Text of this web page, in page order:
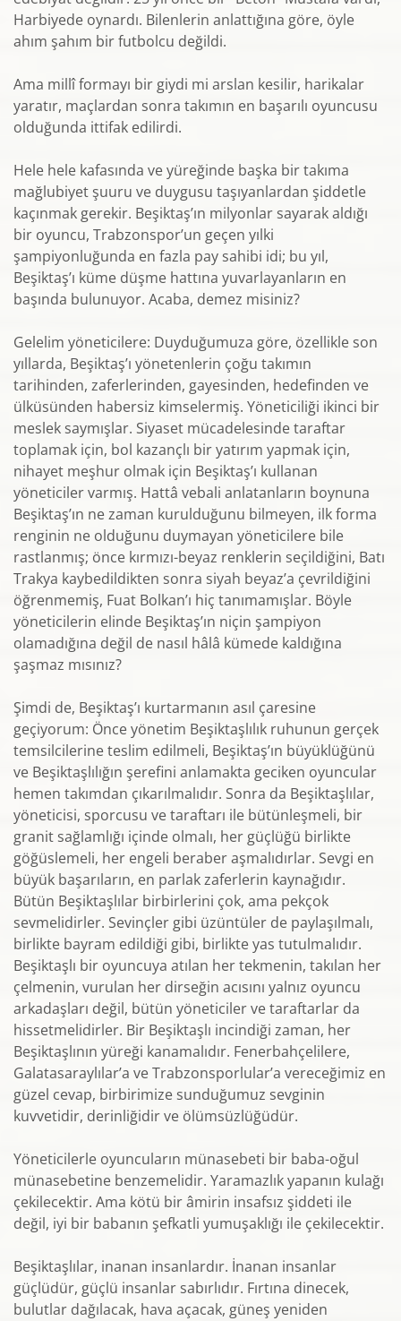
Harbiyede oynardı. Bilenlerin anlattığına göre, öyle
ahım şahım bir futbolcu değildi.
Ama millî formayı bir giydi mi arslan kesilir, harikalar
yaratır, maçlardan sonra takımın en başarılı oyuncusu
olduğunda ittifak edilirdi.
Hele hele kafasında ve yüreğinde başka bir takıma
mağlubiyet şuuru ve duygusu taşıyanlardan şiddetle
kaçınmak gerekir. Beşiktaş’ın milyonlar sayarak aldığı
bir oyuncu, Trabzonspor’un geçen yılki
şampiyonluğunda en fazla pay sahibi idi; bu yıl,
Beşiktaş’ı küme düşme hattına yuvarlayanların en
başında bulunuyor. Acaba, demez misiniz?
Gelelim yöneticilere: Duyduğumuza göre, özellikle son
yıllarda, Beşiktaş’ı yönetenlerin çoğu takımın
tarihinden, zaferlerinden, gayesinden, hedefinden ve
ülküsünden habersiz kimselermiş. Yöneticiliği ikinci bir
meslek saymışlar. Siyaset mücadelesinde taraftar
toplamak için, bol kazançlı bir yatırım yapmak için,
nihayet meşhur olmak için Beşiktaş’ı kullanan
yöneticiler varmış. Hattâ vebali anlatanların boynuna
Beşiktaş’ın ne zaman kurulduğunu bilmeyen, ilk forma
renginin ne olduğunu duymayan yöneticilere bile
rastlanmış; önce kırmızı-beyaz renklerin seçildiğini, Batı
Trakya kaybedildikten sonra siyah beyaz’a çevrildiğini
öğrenmemiş, Fuat Bolkan’ı hiç tanımamışlar. Böyle
yöneticilerin elinde Beşiktaş’ın niçin şampiyon
olamadığına değil de nasıl hâlâ kümede kaldığına
şaşmaz mısınız?
Şimdi de, Beşiktaş’ı kurtarmanın asıl çaresine
geçiyorum: Önce yönetim Beşiktaşlılık ruhunun gerçek
temsilcilerine teslim edilmeli, Beşiktaş’ın büyüklüğünü
ve Beşiktaşlılığın şerefini anlamakta geciken oyuncular
hemen takımdan çıkarılmalıdır. Sonra da Beşiktaşlılar,
yöneticisi, sporcusu ve taraftarı ile bütünleşmeli, bir
granit sağlamlığı içinde olmalı, her güçlüğü birlikte
göğüslemeli, her engeli beraber aşmalıdırlar. Sevgi en
büyük başarıların, en parlak zaferlerin kaynağıdır.
Bütün Beşiktaşlılar birbirlerini çok, ama pekçok
sevmelidirler. Sevinçler gibi üzüntüler de paylaşılmalı,
birlikte bayram edildiği gibi, birlikte yas tutulmalıdır.
Beşiktaşlı bir oyuncuya atılan her tekmenin, takılan her
çelmenin, vurulan her dirseğin acısını yalnız oyuncu
arkadaşları değil, bütün yöneticiler ve taraftarlar da
hissetmelidirler. Bir Beşiktaşlı incindiği zaman, her
Beşiktaşlının yüreği kanamalıdır. Fenerbahçelilere,
Galatasaraylılar’a ve Trabzonsporlular’a vereceğimiz en
güzel cevap, birbirimize sunduğumuz sevginin
kuvvetidir, derinliğidir ve ölümsüzlüğüdür.
Yöneticilerle oyuncuların münasebeti bir baba-oğul
münasebetine benzemelidir. Yaramazlık yapanın kulağı
çekilecektir. Ama kötü bir âmirin insafsız şiddeti ile
değil, iyi bir babanın şefkatli yumuşak­lığı ile çekilecektir.
Beşiktaşlılar, inanan insanlardır. İnanan insanlar
güçlüdür, güçlü insanlar sabırlıdır. Fırtına dinecek,
bulutlar dağılacak, hava açacak, güneş yeniden